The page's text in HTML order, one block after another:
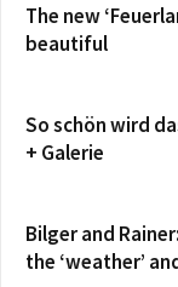
The new
beautiful
So schön wird
+ Galerie
Bilger and
the ‘weather’